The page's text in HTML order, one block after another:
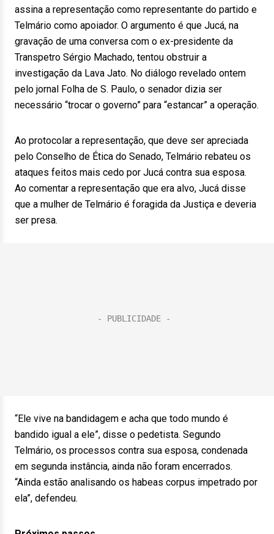
assina a representação como representante do partido e
Telmário como apoiador. O argumento é que Jucá, na
gravação de uma conversa com o ex-presidente da
Transpetro Sérgio Machado, tentou obstruir a
investigação da Lava Jato. No diálogo revelado ontem
pelo jornal Folha de S. Paulo, o senador dizia ser
necessário “trocar o governo” para “estancar” a operação.
Ao protocolar a representação, que deve ser apreciada
pelo Conselho de Ética do Senado, Telmário rebateu os
ataques feitos mais cedo por Jucá contra sua esposa.
Ao comentar a representação que era alvo, Jucá disse
que a mulher de Telmário é foragida da Justiça e deveria
ser presa.
“Ele vive na bandidagem e acha que todo mundo é
bandido igual a ele”, disse o pedetista. Segundo
Telmário, os processos contra sua esposa, condenada
em segunda instância, ainda não foram encerrados.
“Ainda estão analisando os habeas corpus impetrado por
ela”, defendeu.